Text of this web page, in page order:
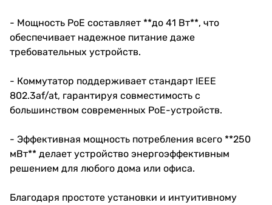
- Мощность PoE составляет **до 41 Вт**, что
обеспечивает надежное питание даже
требовательных устройств.
- Коммутатор поддерживает стандарт IEEE
802.3af/at, гарантируя совместимость с
большинством современных PoE-устройств.
- Эффективная мощность потребления всего **250
мВт** делает устройство энергоэффективным
решением для любого дома или офиса.
Благодаря простоте установки и интуитивному